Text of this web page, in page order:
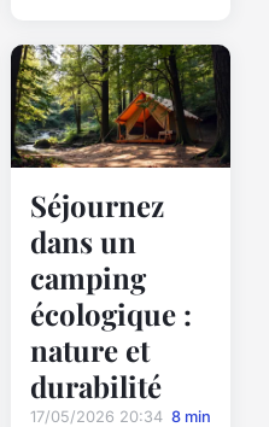
Séjournez
dans un
camping
écologique :
nature et
durabilité
17/05/2026 20:34 8 min